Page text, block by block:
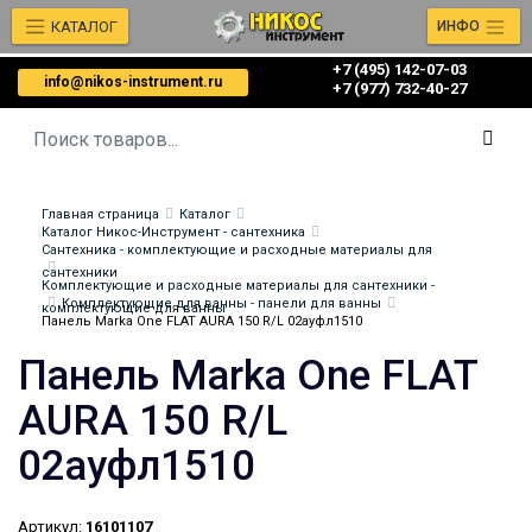
info@nikos-instrument.ru
+7 (495) 142-07-03
‎‎+7 (977) 732-40-27
КАТАЛОГ ИНФО
Главная страница
Каталог
Каталог Никос-Инструмент - сантехника
Сантехника - комплектующие и расходные материалы для
сантехники
Комплектующие и расходные материалы для сантехники -
комплектующие для ванны
Комплектующие для ванны - панели для ванны
Панель Marka One FLAT AURA 150 R/L 02ауфл1510
Панель Marka One FLAT
AURA 150 R/L
02ауфл1510
Артикул: 16101107